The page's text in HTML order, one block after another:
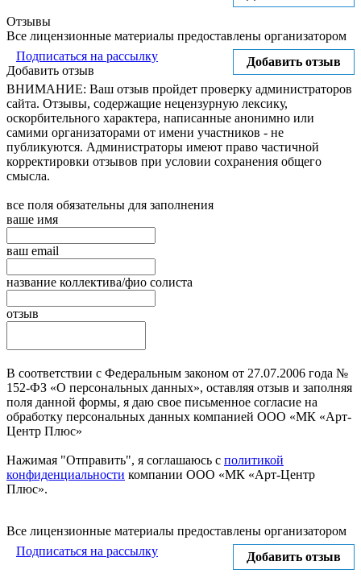
Отзывы
Все лицензионные материалы предоставлены организатором
Добавить отзыв
Подписаться на рассылку
Добавить отзыв
ВНИМАНИЕ: Ваш отзыв пройдет проверку администраторов
сайта. Отзывы, содержащие нецензурную лексику,
оскорбительного характера, написанные анонимно или
самими организаторами от имени участников - не
публикуются. Администраторы имеют право частичной
корректировки отзывов при условии сохранения общего
смысла.
все поля обязательны для заполнения
ваше имя
ваш email
название коллектива/фио солиста
отзыв
В соответствии с Федеральным законом от 27.07.2006 года №
152-ФЗ «О персональных данных», оставляя отзыв и заполняя
поля данной формы, я даю свое письменное согласие на
обработку персональных данных компанией ООО «МК «Арт-
Центр Плюс»
Нажимая "Отправить", я соглашаюсь с политикой
конфиденциальности компании ООО «МК «Арт-Центр
Плюс».
Все лицензионные материалы предоставлены организатором
Добавить отзыв
Подписаться на рассылку